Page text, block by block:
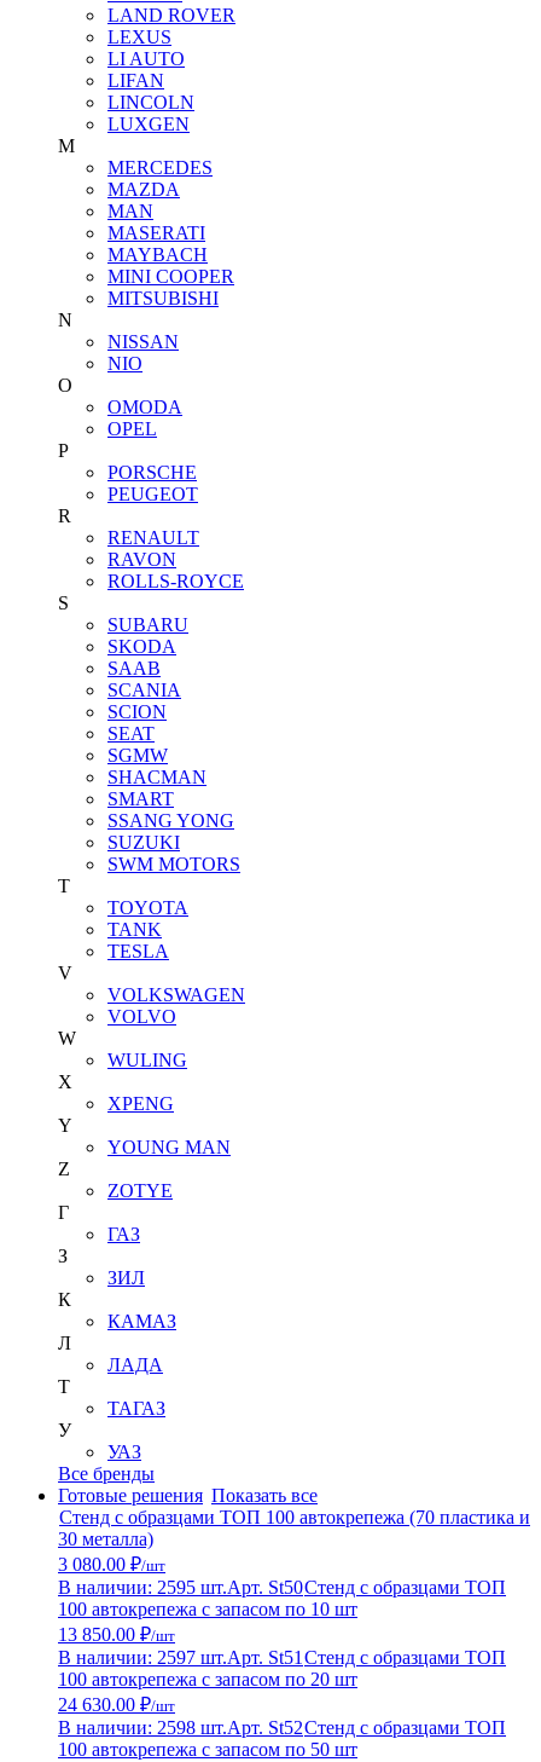
LAND ROVER
LEXUS
LI AUTO
LIFAN
LINCOLN
LUXGEN
M
MERCEDES
MAZDA
MAN
MASERATI
MAYBACH
MINI COOPER
MITSUBISHI
N
NISSAN
NIO
O
OMODA
OPEL
P
PORSCHE
PEUGEOT
R
RENAULT
RAVON
ROLLS-ROYCE
S
SUBARU
SKODA
SAAB
SCANIA
SCION
SEAT
SGMW
SHACMAN
SMART
SSANG YONG
SUZUKI
SWM MOTORS
T
TOYOTA
TANK
TESLA
V
VOLKSWAGEN
VOLVO
W
WULING
X
XPENG
Y
YOUNG MAN
Z
ZOTYE
Г
ГАЗ
З
ЗИЛ
К
КАМАЗ
Л
ЛАДА
Т
ТАГАЗ
У
УАЗ
Все бренды
Готовые решения Показать все
Стенд с образцами ТОП 100 автокрепежа (70 пластика и
30 металла)
3 080.00 ₽/шт
В наличии: 2595 шт.Арт. St50Стенд с образцами ТОП
100 автокрепежа с запасом по 10 шт
13 850.00 ₽/шт
В наличии: 2597 шт.Арт. St51 Стенд с образцами ТОП
100 автокрепежа с запасом по 20 шт
24 630.00 ₽/шт
В наличии: 2598 шт.Арт. St52Стенд с образцами ТОП
100 автокрепежа с запасом по 50 шт